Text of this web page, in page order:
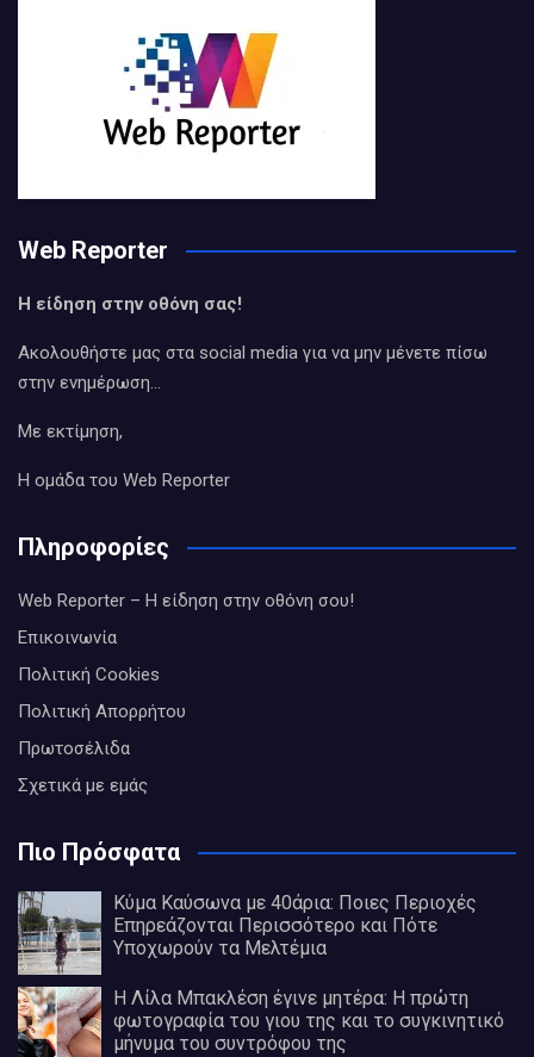
Web Reporter
Η είδηση στην οθόνη σας!
Ακολουθήστε μας στα social media για να μην μένετε πίσω
στην ενημέρωση…
Με εκτίμηση,
Η ομάδα του Web Reporter
Πληροφορίες
Web Reporter – Η είδηση στην οθόνη σου!
Επικοινωνία
Πολιτική Cookies
Πολιτική Απορρήτου
Πρωτοσέλιδα
Σχετικά με εμάς
Πιο Πρόσφατα
Κύμα Καύσωνα με 40άρια: Ποιες Περιοχές
Επηρεάζονται Περισσότερο και Πότε
Υποχωρούν τα Μελτέμια
Η Λίλα Μπακλέση έγινε μητέρα: Η πρώτη
φωτογραφία του γιου της και το συγκινητικό
μήνυμα του συντρόφου της